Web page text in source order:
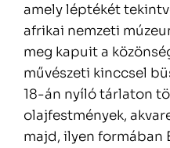
amely léptékét
afrikai nemzeti
meg kapuit a
művészeti kinccsel
18-án nyíló tárlaton
olajfestmények,
majd, ilyen formában